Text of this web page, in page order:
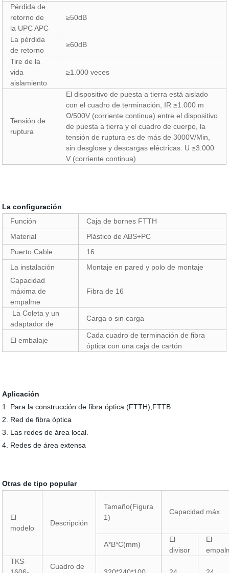
Pérdida de
retorno de
la UPC APC
≥50dB
La pérdida
de retorno
≥60dB
Tire de la
vida
aislamiento
≥1.000 veces
Tensión de
ruptura
El dispositivo de puesta a tierra está aislado
con el cuadro de terminación, IR ≥1.000 m
Ω/500V (corriente continua) entre el dispositivo
de puesta a tierra y el cuadro de cuerpo, la
tensión de ruptura es de más de 3000V/Min,
sin desglose y descargas eléctricas. U ≥3.000
V (corriente continua)
La configuración
Función
Caja de bornes FTTH
Material
Plástico de ABS+PC
Puerto Cable
16
La instalación
Montaje en pared y polo de montaje
Capacidad
máxima de
empalme
Fibra de 16
La Coleta y un
adaptador de
Carga o sin carga
El embalaje
Cada cuadro de terminación de fibra
óptica con una caja de cartón
Aplicación
1. Para la construcción de fibra óptica (FTTH),FTTB
2. Red de fibra óptica
3. Las redes de área local.
4. Redes de área extensa
Otras de tipo popular
El
modelo
Descripción
Tamaño(Figura
1)
Capacidad máx.
A*B*C(mm)
El
divisor
El
TKS-
Cuadro de